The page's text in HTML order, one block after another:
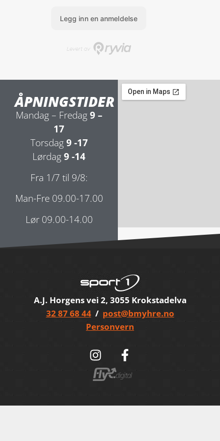
ÅPNINGSTIDER
Mandag – Fredag9 –
17
Torsdag9 -17
Lørdag9 -14
Fra 1/7 til 9/8:
Man-Fre 09.00-17.00
Lør 09.00-14.00
A.J. Horgens vei 2, 3055 Krokstadelva
32 87 68 44/ post@bmyhre.no
Personvern